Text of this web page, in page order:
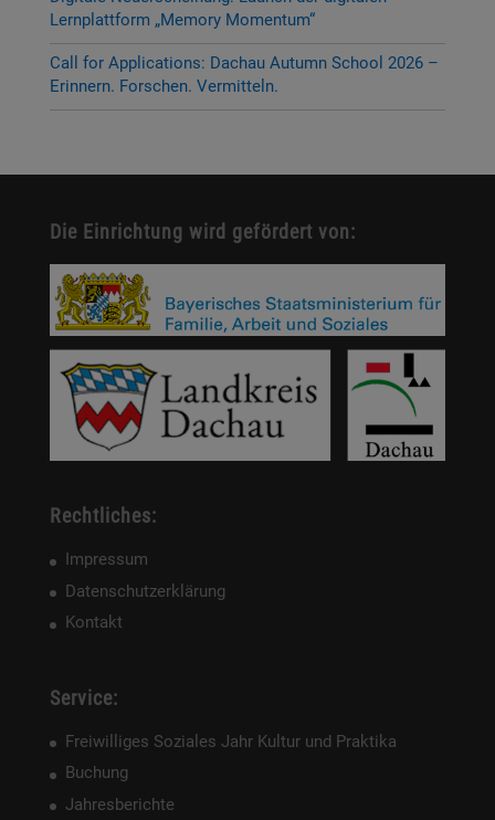
Lernplattform „Memory Momentum“
Call for Applications: Dachau Autumn School 2026 –
Erinnern. Forschen. Vermitteln.
Die Einrichtung wird gefördert von:
Rechtliches:
Impressum
Datenschutzerklärung
Kontakt
Service:
Freiwilliges Soziales Jahr Kultur und Praktika
Buchung
Jahresberichte